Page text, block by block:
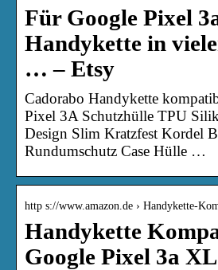
Für Google Pixel
Handykette in
… – Etsy
Cadorabo Handykette
Pixel 3A Schutzhülle TPU
Design Slim Kratzfest Kordel
Rundumschutz Case Hülle …
http s://www.amazon.de › Handykette-
Handykette
Google Pixel 3a